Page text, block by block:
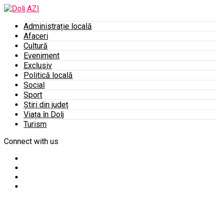
Administrație locală
Afaceri
Cultură
Eveniment
Exclusiv
Politică locală
Social
Sport
Știri din județ
Viața în Dolj
Turism
Connect with us